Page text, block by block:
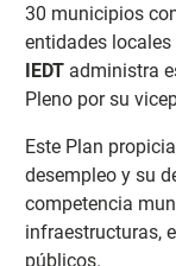
30 municipios
entidades
IEDT administra
Pleno por su
Este Plan
desempleo y su
competencia
infraestructuras,
públicos.